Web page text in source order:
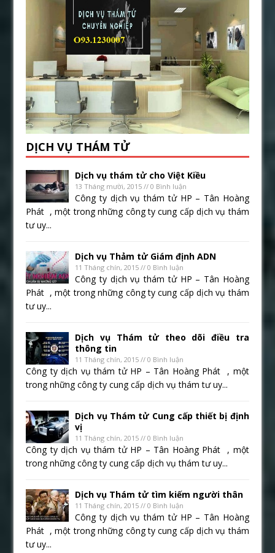
DỊCH VỤ THÁM TỬ
Dịch vụ thám tử cho Việt Kiều
13 Tháng mười, 2015 // 0 Bình luận
Công ty dịch vụ thám tử HP – Tân Hoàng
Phát , một trong những công ty cung cấp dịch vụ thám
tư uy...
Dịch vụ Thảm tử Giám định ADN
11 Tháng chín, 2015 // 0 Bình luận
Công ty dịch vụ thám tử HP – Tân Hoàng
Phát , một trong những công ty cung cấp dịch vụ thám
tư uy...
Dịch vụ Thám tử theo dõi điều tra
thông tin
11 Tháng chín, 2015 // 0 Bình luận
Công ty dịch vụ thám tử HP – Tân Hoàng Phát , một
trong những công ty cung cấp dịch vụ thám tư uy...
Dịch vụ Thám tử Cung cấp thiết bị định
vị
11 Tháng chín, 2015 // 0 Bình luận
Công ty dịch vụ thám tử HP – Tân Hoàng Phát , một
trong những công ty cung cấp dịch vụ thám tư uy...
Dịch vụ Thám tử tìm kiếm người thân
11 Tháng chín, 2015 // 0 Bình luận
Công ty dịch vụ thám tử HP – Tân Hoàng
Phát , một trong những công ty cung cấp dịch vụ thám
tư uy...